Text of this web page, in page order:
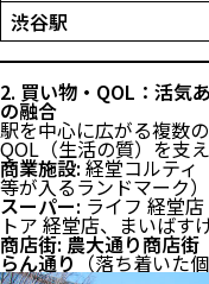
渋谷駅
2. 買い物・QOL：活気
の融合
駅を中心に広がる複数
QOL（生活の質）を支え
商業施設:経堂コルティ
等が入るランドマーク）
スーパー:ライフ 経堂店
トア 経堂店、まいばす
商店街:農大通り商店街
らん通り（落ち着いた